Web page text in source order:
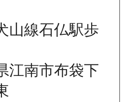
山線石仏駅歩
江南市布袋下